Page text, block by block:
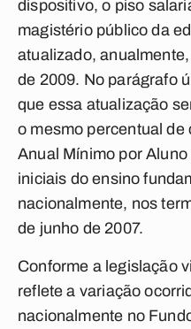
dispositivo, o piso
magistério público da
atualizado,
de 2009. No parágrafo
que essa atualização
o mesmo percentual de
Anual Mínimo por
iniciais do ensino
nacionalmente, nos
de junho de 2007.
Conforme a legislação
reflete a variação
nacionalmente no